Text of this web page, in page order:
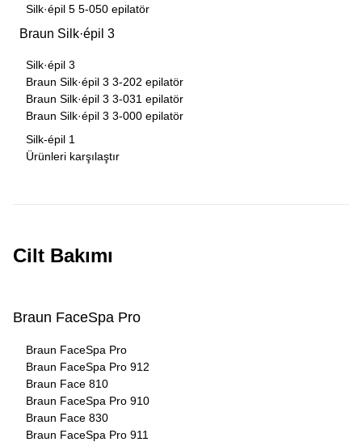
Silk·épil 5 5-050 epilatör
Braun Silk·épil 3
Silk·épil 3
Braun Silk·épil 3 3-202 epilatör
Braun Silk·épil 3 3-031 epilatör
Braun Silk·épil 3 3-000 epilatör
Silk-épil 1
Ürünleri karşılaştır
Cilt Bakımı
Braun FaceSpa Pro
Braun FaceSpa Pro
Braun FaceSpa Pro 912
Braun Face 810
Braun FaceSpa Pro 910
Braun Face 830
Braun FaceSpa Pro 911